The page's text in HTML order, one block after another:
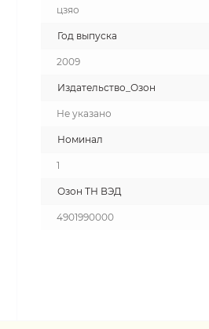
цзяо
Год выпуска
2009
Издательство_Озон
Не указано
Номинал
1
Озон ТН ВЭД
4901990000